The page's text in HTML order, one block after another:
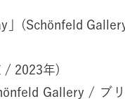
」(Schönfeld
/ 2023年)
Gallery / ブ